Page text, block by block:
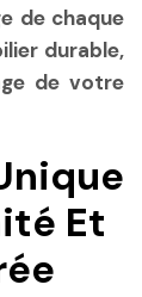
de chaque
durable,
de votre
Et